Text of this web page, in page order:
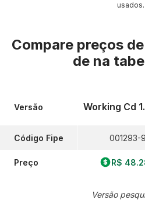
usados.
Compare preços
de na
Versão
Código Fipe
Preço
Working Cd
001293-9
R$
Versão